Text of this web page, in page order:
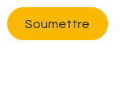
Soumettre